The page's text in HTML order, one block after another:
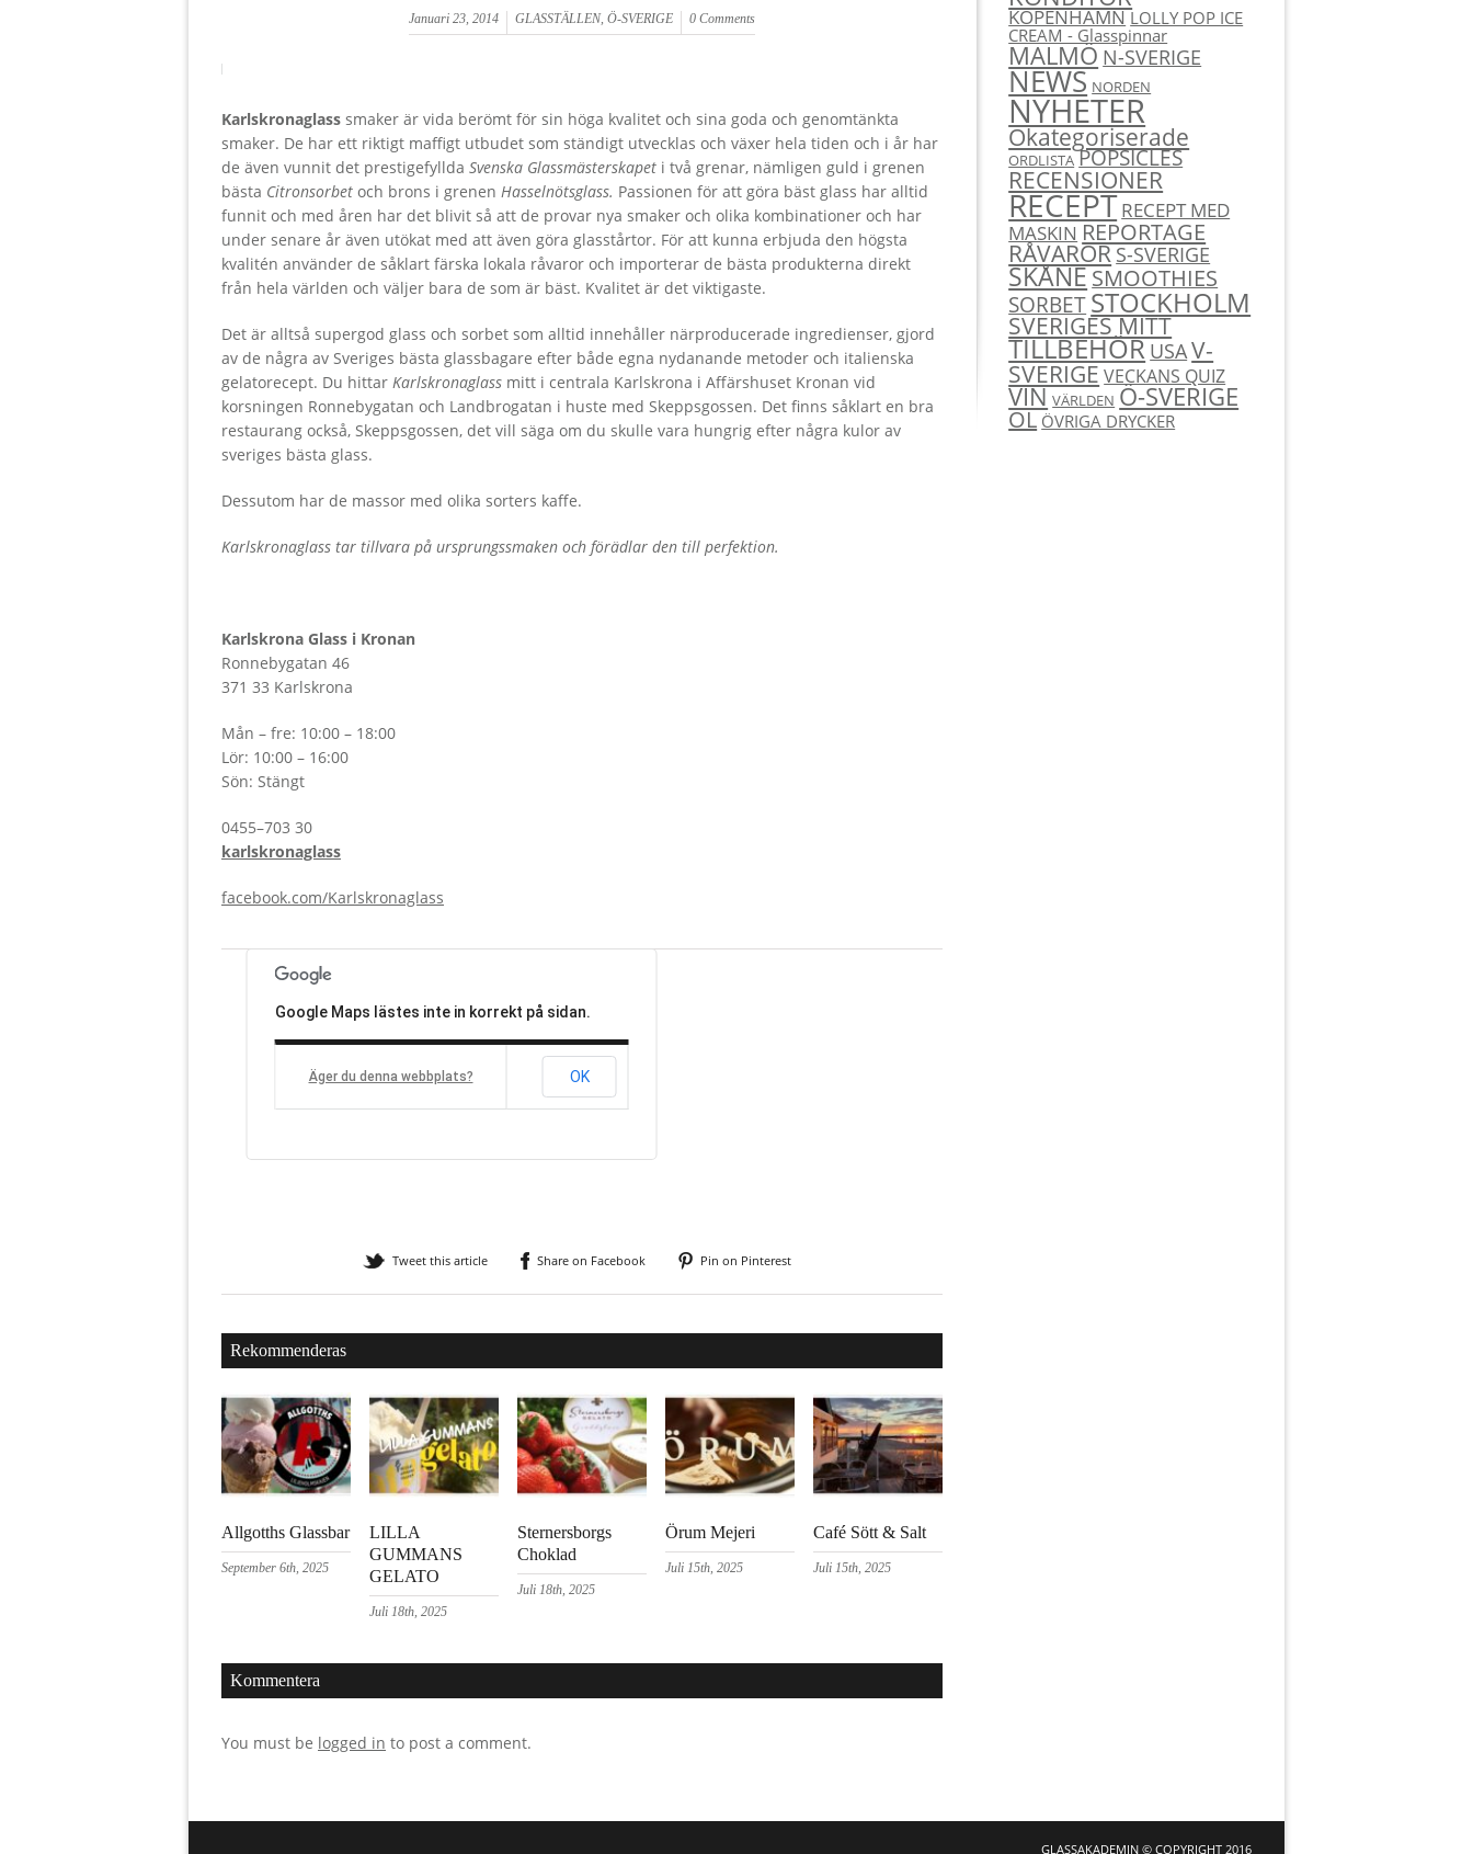
Januari 23, 2014 GLASSTÄLLEN, Ö-SVERIGE 0 Comments
Karlskronaglass smaker är vida berömt för sin höga kvalitet och sina goda och genomtänkta
smaker. De har ett riktigt maffigt utbudet som ständigt utvecklas och växer hela tiden och i år har
de även vunnit det prestigefyllda Svenska Glassmästerskapet i två grenar, nämligen guld i grenen
bästa Citronsorbet och brons i grenen Hasselnötsglass. Passionen för att göra bäst glass har alltid
funnit och med åren har det blivit så att de provar nya smaker och olika kombinationer och har
under senare år även utökat med att även göra glasstårtor. För att kunna erbjuda den högsta
kvalitén använder de såklart färska lokala råvaror och importerar de bästa produkterna direkt
från hela världen och väljer bara de som är bäst. Kvalitet är det viktigaste.
Det är alltså supergod glass och sorbet som alltid innehåller närproducerade ingredienser, gjord
av de några av Sveriges bästa glassbagare efter både egna nydanande metoder och italienska
gelatorecept. Du hittar Karlskronaglass mitt i centrala Karlskrona i Affärshuset Kronan vid
korsningen Ronnebygatan och Landbrogatan i huste med Skeppsgossen. Det finns såklart en bra
restaurang också, Skeppsgossen, det vill säga om du skulle vara hungrig efter några kulor av
sveriges bästa glass.
Dessutom har de massor med olika sorters kaffe.
Karlskronaglass tar tillvara på ursprungssmaken och förädlar den till perfektion.
Karlskrona Glass i Kronan
Ronnebygatan 46
371 33 Karlskrona
Mån – fre: 10:00 – 18:00
Lör: 10:00 – 16:00
Sön: Stängt
0455–703 30
karlskronaglass
facebook.com/Karlskronaglass
Google Maps lästes inte in korrekt på sidan.
Äger du denna webbplats? OK
Tweet this article Share on Facebook Pin on Pinterest
Rekommenderas
Allgotths Glassbar
September 6th, 2025
LILLA
GUMMANS
GELATO
Juli 18th, 2025
Sternersborgs
Choklad
Juli 18th, 2025
Örum Mejeri
Juli 15th, 2025
Café Sött & Salt
Juli 15th, 2025
Kommentera
You must be logged in to post a comment.
KÖPENHAMN LOLLY POP ICE
CREAM - Glasspinnar
MALMÖN-SVERIGE
NEWS NORDEN
NYHETER
Okategoriserade
ORDLISTA POPSICLES
RECENSIONER
RECEPT RECEPT MED
MASKIN REPORTAGE
RÅVARORS-SVERIGE
SKÅNESMOOTHIES
SORBETSTOCKHOLM
SVERIGES MITT
TILLBEHÖRUSAV-
SVERIGEVECKANS QUIZ
VIN VÄRLDEN Ö-SVERIGE
ÖL ÖVRIGA DRYCKER
GLASSAKADEMIN © COPYRIGHT 2016